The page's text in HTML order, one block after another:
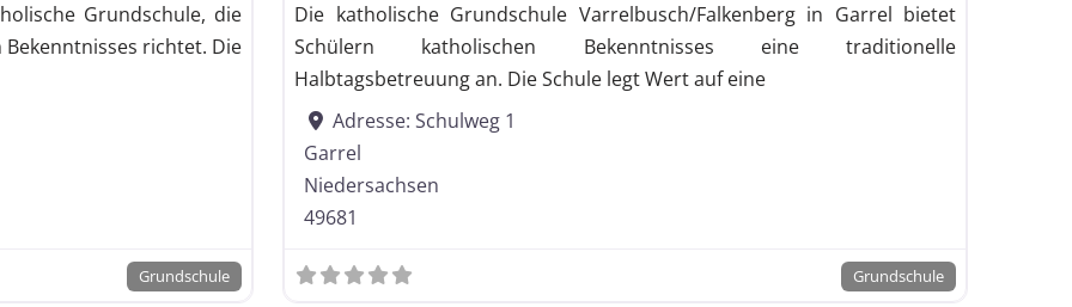
Grundschule, die
richtet. Die
Grundschule
Die katholische Grundschule Varrelbusch/Falkenberg in Garrel bietet
Schülern katholischen Bekenntnisses eine traditionelle
Halbtagsbetreuung an. Die Schule legt Wert auf eine
Adresse: Schulweg 1
Garrel
Niedersachsen
49681
Grundschule